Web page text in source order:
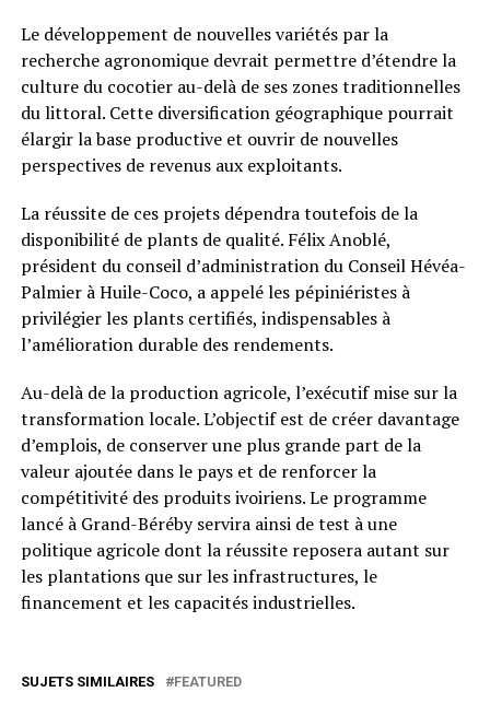
Le développement de nouvelles variétés par la
recherche agronomique devrait permettre d’étendre la
culture du cocotier au-delà de ses zones traditionnelles
du littoral. Cette diversification géographique pourrait
élargir la base productive et ouvrir de nouvelles
perspectives de revenus aux exploitants.
La réussite de ces projets dépendra toutefois de la
disponibilité de plants de qualité. Félix Anoblé,
président du conseil d’administration du Conseil Hévéa-
Palmier à Huile-Coco, a appelé les pépiniéristes à
privilégier les plants certifiés, indispensables à
l’amélioration durable des rendements.
Au-delà de la production agricole, l’exécutif mise sur la
transformation locale. L’objectif est de créer davantage
d’emplois, de conserver une plus grande part de la
valeur ajoutée dans le pays et de renforcer la
compétitivité des produits ivoiriens. Le programme
lancé à Grand-Béréby servira ainsi de test à une
politique agricole dont la réussite reposera autant sur
les plantations que sur les infrastructures, le
financement et les capacités industrielles.
SUJETS SIMILAIRES FEATURED